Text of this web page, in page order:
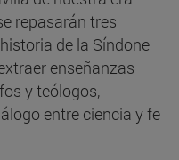
repasarán tres
de la Síndone
enseñanzas
y teólogos,
entre ciencia y fe